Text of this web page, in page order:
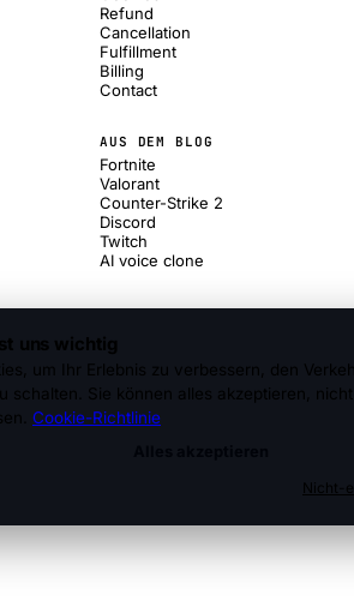
Refund
Cancellation
Fulfillment
Billing
Contact
AUS DEM BLOG
Fortnite
Valorant
Counter-Strike 2
Discord
Twitch
AI voice clone
uns wichtig
um Ihr Erlebnis zu verbessern, den
schalten. Sie können alles akzeptieren,
Cookie-Richtlinie
Nicht-